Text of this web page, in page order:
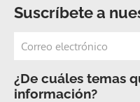
Suscríbete a
¿De cuáles temas
información?